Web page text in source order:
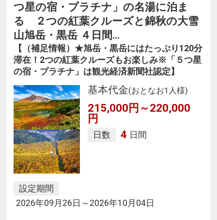
つ星の宿・プラチナ」の名湯に泊ま
る ２つの紅葉クルーズと錦秋の大雪
山旭岳・黒岳 ４日間…
【（補足情報）★旭岳・黒岳にはたっぷり120分
滞在！2つの紅葉クルーズもお楽しみ※「５つ星
の宿・プラチナ」は観光経済新聞社認定】
基本代金(おとなお1人様)
215,000円～220,000
円
日数 4 日間
設定期間
2026年09月26日～2026年10月04日